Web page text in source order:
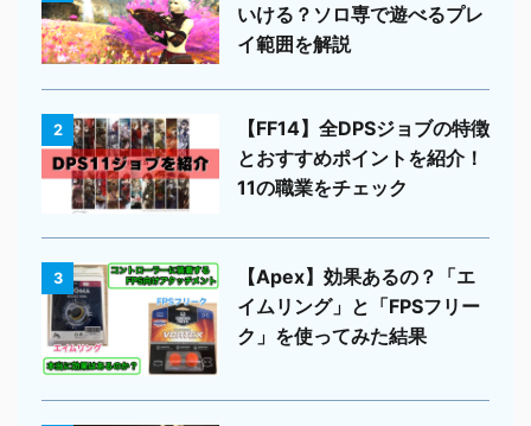
いける？ソロ専で遊べるプレ
イ範囲を解説
2
【FF14】全DPSジョブの特徴
とおすすめポイントを紹介！
11の職業をチェック
3
【Apex】効果あるの？「エ
イムリング」と「FPSフリー
ク」を使ってみた結果